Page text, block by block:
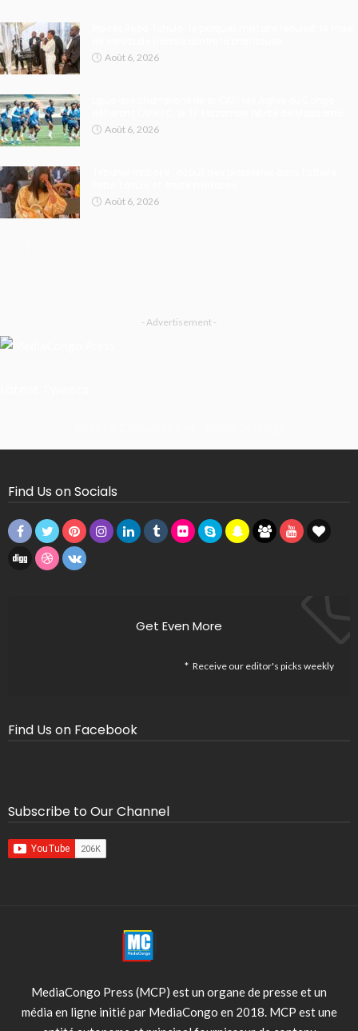
Août 6, 2026
Août 6, 2026
Août 6, 2026
- Advertisement -
Find Us on Socials
Get Even More
Receive our editor's picks weekly
Find Us on Facebook
Subscribe to Our Channel
MediaCongo Press (MCP) est un organe de presse et un
média en ligne initié par MediaCongo en 2018. MCP est une